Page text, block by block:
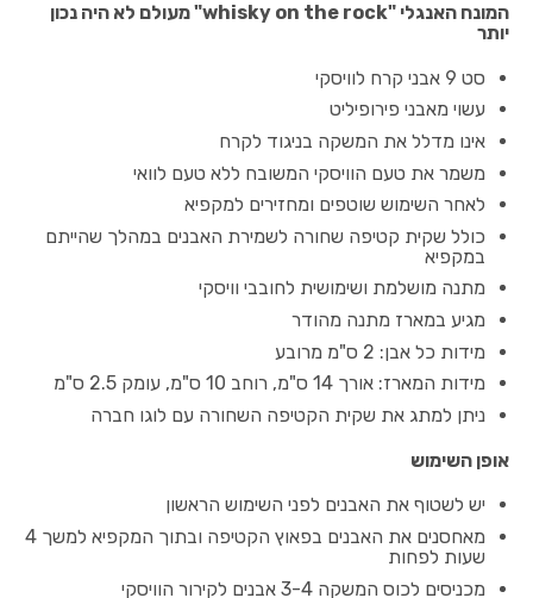
המונח האנגלי "whisky on the rock" מעולם לא היה נכון
יותר
סט 9 אבני קרח לוויסקי
עשוי מאבני פירופיליט
אינו מדלל את המשקה בניגוד לקרח
משמר את טעם הוויסקי המשובח ללא טעם לוואי
לאחר השימוש שוטפים ומחזירים למקפיא
כולל שקית קטיפה שחורה לשמירת האבנים במהלך שהייתם
במקפיא
מתנה מושלמת ושימושית לחובבי וויסקי
מגיע במארז מתנה מהודר
מידות כל אבן: 2 ס"מ מרובע
מידות המארז: אורך 14 ס"מ, רוחב 10 ס"מ, עומק 2.5 ס"מ
ניתן למתג את שקית הקטיפה השחורה עם לוגו חברה
אופן השימוש
יש לשטוף את האבנים לפני השימוש הראשון
מאחסנים את האבנים בפאוץ הקטיפה ובתוך המקפיא למשך 4
שעות לפחות
מכניסים לכוס המשקה 3-4 אבנים לקירור הוויסקי